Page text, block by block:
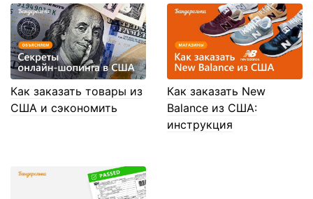
Как заказать товары из
США и сэкономить
Как заказать New
Balance из США:
инструкция